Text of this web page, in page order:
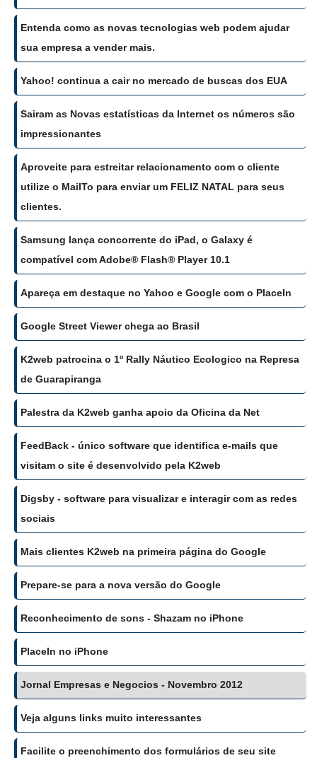
Entenda como as novas tecnologias web podem ajudar
sua empresa a vender mais.
Yahoo! continua a cair no mercado de buscas dos EUA
Sairam as Novas estatísticas da Internet os números são
impressionantes
Aproveite para estreitar relacionamento com o cliente
utilize o MailTo para enviar um FELIZ NATAL para seus
clientes.
Samsung lança concorrente do iPad, o Galaxy é
compatível com Adobe® Flash® Player 10.1
Apareça em destaque no Yahoo e Google com o PlaceIn
Google Street Viewer chega ao Brasil
K2web patrocina o 1º Rally Náutico Ecologico na Represa
de Guarapiranga
Palestra da K2web ganha apoio da Oficina da Net
FeedBack - único software que identifica e-mails que
visitam o site é desenvolvido pela K2web
Digsby - software para visualizar e interagir com as redes
sociais
Mais clientes K2web na primeira página do Google
Prepare-se para a nova versão do Google
Reconhecimento de sons - Shazam no iPhone
PlaceIn no iPhone
Jornal Empresas e Negocios - Novembro 2012
Veja alguns links muito interessantes
Facilite o preenchimento dos formulários de seu site